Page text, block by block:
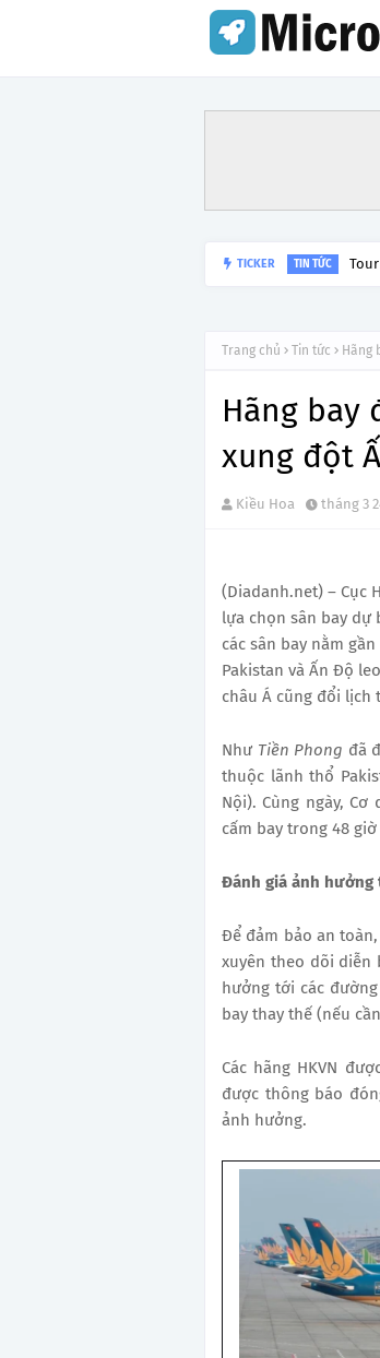
TICKER TIN TỨC
Trang chủ Tin tức Hãng
Hãng bay
xung đột
Kiều Hoa tháng 3
(Diadanh.net) – Cục
lựa chọn sân bay dự
các sân bay nằm
Pakistan và Ấn Độ
châu Á cũng đổi lịch
Như Tiền Phong đã
thuộc lãnh thổ
Nội). Cùng ngày,
cấm bay trong 48 giờ
Đánh giá ảnh hưởng
Để đảm bảo an toàn,
xuyên theo dõi diễn
hưởng tới các
bay thay thế (nếu
Các hãng HKVN
được thông báo
ảnh hưởng.